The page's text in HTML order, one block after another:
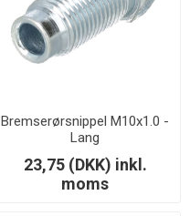
Bremserørsnippel M10x1.0 -
Lang
23,75 (DKK) inkl.
moms